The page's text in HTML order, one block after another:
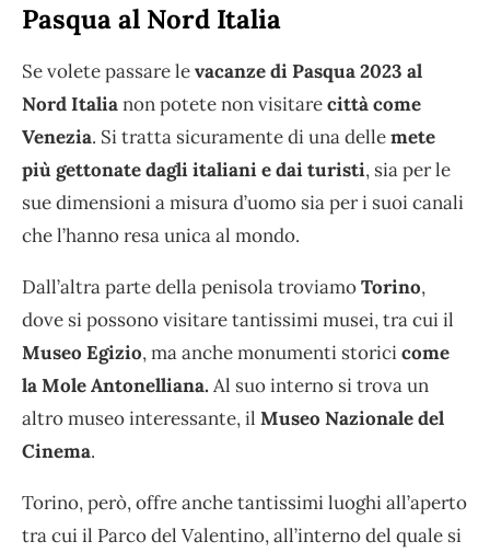
Pasqua al Nord Italia
Se volete passare levacanze di Pasqua 2023 al
Nord Italianon potete non visitarecittà come
Venezia. Si tratta sicuramente di una dellemete
più gettonate dagli italiani e dai turisti, sia per le
sue dimensioni a misura d’uomo sia per i suoi canali
che l’hanno resa unica al mondo.
Dall’altra parte della penisola troviamoTorino,
dove si possono visitare tantissimi musei, tra cui il
Museo Egizio, ma anche monumenti storicicome
la Mole Antonelliana. Al suo interno si trova un
altro museo interessante, il Museo Nazionale del
Cinema.
Torino, però, offre anche tantissimi luoghi all’aperto
tra cui il Parco del Valentino, all’interno del quale si